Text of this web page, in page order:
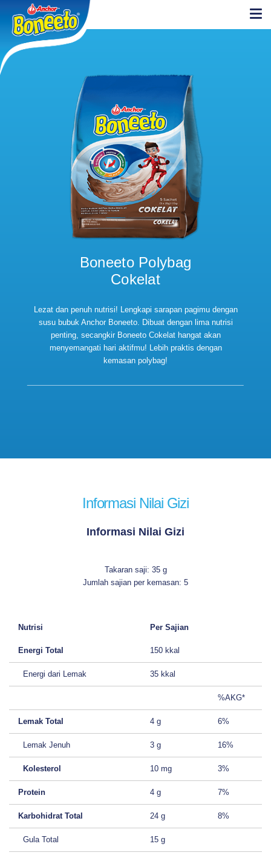
Boneeto Polybag
Cokelat
Lezat dan penuh nutrisi! Lengkapi sarapan pagimu dengan
susu bubuk Anchor Boneeto. Dibuat dengan lima nutrisi
penting, secangkir Boneeto Cokelat hangat akan
menyemangati hari aktifmu! Lebih praktis dengan
kemasan polybag!
Informasi Nilai Gizi
Informasi Nilai Gizi
Takaran saji: 35 g
Jumlah sajian per kemasan: 5
Nutrisi Per Sajian
Energi Total 150 kkal
Energi dari Lemak 35 kkal
%AKG*
Lemak Total 4 g 6%
Lemak Jenuh 3 g 16%
Kolesterol 10 mg 3%
Protein 4 g 7%
Karbohidrat Total 24 g 8%
Gula Total 15 g